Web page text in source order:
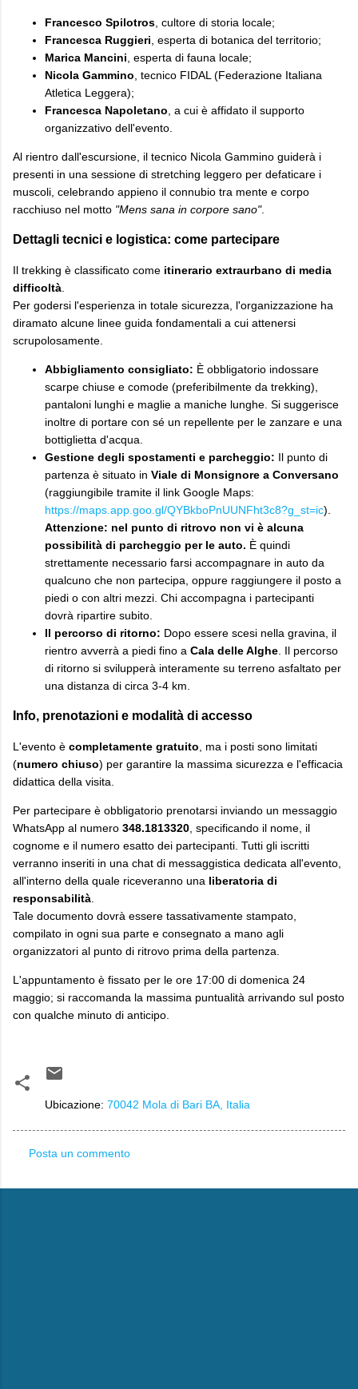
Francesco Spilotros, cultore di storia locale;
Francesca Ruggieri, esperta di botanica del territorio;
Marica Mancini, esperta di fauna locale;
Nicola Gammino, tecnico FIDAL (Federazione Italiana
Atletica Leggera);
Francesca Napoletano, a cui è affidato il supporto
organizzativo dell'evento.
​Al rientro dall'escursione, il tecnico Nicola Gammino guiderà i
presenti in una sessione di stretching leggero per defaticare i
muscoli, celebrando appieno il connubio tra mente e corpo
racchiuso nel motto "Mens sana in corpore sano".
​Dettagli tecnici e logistica: come partecipare
​Il trekking è classificato come itinerario extraurbano di media
difficoltà.
Per godersi l'esperienza in totale sicurezza, l'organizzazione ha
diramato alcune linee guida fondamentali a cui attenersi
scrupolosamente.
Abbigliamento consigliato: È obbligatorio indossare
scarpe chiuse e comode (preferibilmente da trekking),
pantaloni lunghi e maglie a maniche lunghe. Si suggerisce
inoltre di portare con sé un repellente per le zanzare e una
bottiglietta d'acqua.
Gestione degli spostamenti e parcheggio: Il punto di
partenza è situato in Viale di Monsignore a Conversano
(raggiungibile tramite il link Google Maps:
https://maps.app.goo.gl/QYBkboPnUUNFht3c8?g_st=ic).
Attenzione: nel punto di ritrovo non vi è alcuna
possibilità di parcheggio per le auto. È quindi
strettamente necessario farsi accompagnare in auto da
qualcuno che non partecipa, oppure raggiungere il posto a
piedi o con altri mezzi. Chi accompagna i partecipanti
dovrà ripartire subito.
Il percorso di ritorno: Dopo essere scesi nella gravina, il
rientro avverrà a piedi fino a Cala delle Alghe. Il percorso
di ritorno si svilupperà interamente su terreno asfaltato per
una distanza di circa 3-4 km.
​Info, prenotazioni e modalità di accesso
​L'evento è completamente gratuito, ma i posti sono limitati
(numero chiuso) per garantire la massima sicurezza e l'efficacia
didattica della visita.
​Per partecipare è obbligatorio prenotarsi inviando un messaggio
WhatsApp al numero 348.1813320, specificando il nome, il
cognome e il numero esatto dei partecipanti. Tutti gli iscritti
verranno inseriti in una chat di messaggistica dedicata all'evento,
all'interno della quale riceveranno una liberatoria di
responsabilità.
Tale documento dovrà essere tassativamente stampato,
compilato in ogni sua parte e consegnato a mano agli
organizzatori al punto di ritrovo prima della partenza.
​L'appuntamento è fissato per le ore 17:00 di domenica 24
maggio; si raccomanda la massima puntualità arrivando sul posto
con qualche minuto di anticipo.
Ubicazione: 70042 Mola di Bari BA, Italia
Posta un commento